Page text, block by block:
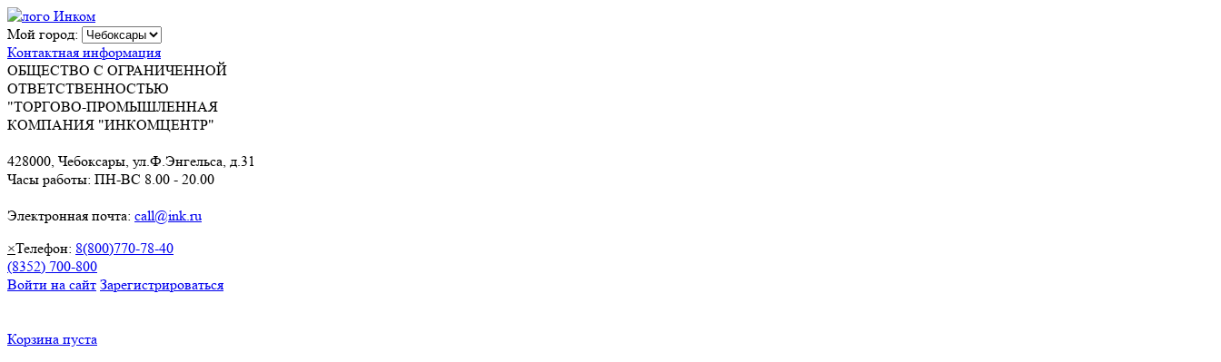
Мой город:
Контактная информация
ОБЩЕСТВО С ОГРАНИЧЕННОЙ
ОТВЕТСТВЕННОСТЬЮ
"ТОРГОВО-ПРОМЫШЛЕННАЯ
КОМПАНИЯ "ИНКОМЦЕНТР"
428000, Чебоксары, ул.Ф.Энгельса, д.31
Часы работы: ПН-ВС 8.00 - 20.00
Электронная почта: call@ink.ru
×Телефон: 8(800)770-78-40
(8352) 700-800
Войти на сайт Зарегистрироваться
Корзина пуста